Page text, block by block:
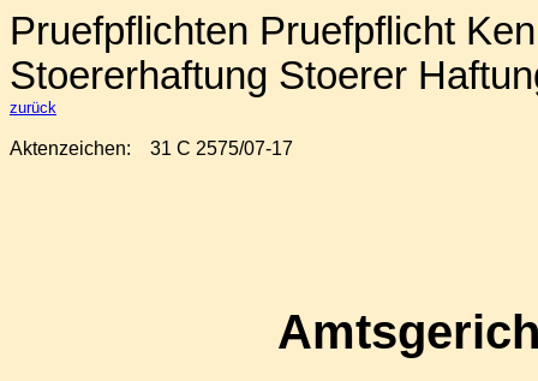
Pruefpflichten Pruefpflicht
Stoererhaftung Stoerer
zurück
Aktenzeichen: 31 C 2575/07-17